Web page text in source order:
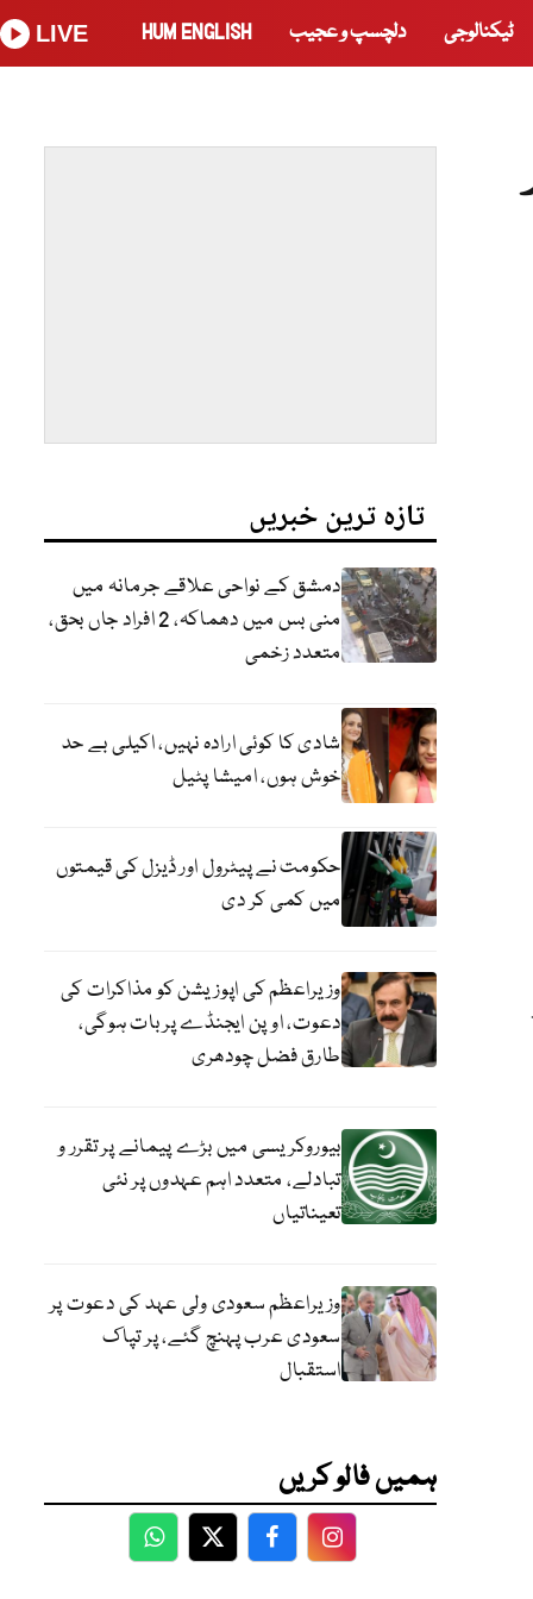
ٹیکنالوجی دلچسپ و عجیب HUM ENGLISH
LIVE
تازہ ترین خبریں
دمشق کے نواحی علاقے جرمانہ میں
منی بس میں دھماکہ، 2 افراد جاں بحق،
متعدد زخمی
شادی کا کوئی ارادہ نہیں، اکیلی بے حد
خوش ہوں، امیشا پٹیل
حکومت نے پیٹرول اور ڈیزل کی قیمتوں
میں کمی کر دی
وزیراعظم کی اپوزیشن کو مذاکرات کی
دعوت، اوپن ایجنڈے پر بات ہوگی،
طارق فضل چودھری
بیوروکریسی میں بڑے پیمانے پر تقرر و
تبادلے، متعدد اہم عہدوں پر نئی
تعیناتیاں
وزیراعظم سعودی ولی عہد کی دعوت پر
سعودی عرب پہنچ گئے، پر تپاک
استقبال
ہمیں فالو کریں
WhatsApp
TwitterFacebookFacebook